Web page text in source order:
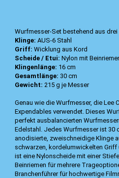
Wurfmesser-Set bestehend aus drei
Klinge: AUS-6 Stahl
Griff: Wicklung aus Kord
Scheide / Etui: Nylon mit
Klingenlänge: 16 cm
Gesamtlänge: 30 cm
Gewicht: 215 g je Messer
Genau wie die Wurfmesser, die Lee
Expendables verwendet. Dieses
perfekt ausbalancierten
Edelstahl. Jedes Wurfmesser ist 30
anodisierte, zweischneidige Klinge
schwarzen, kordelumwickelten Griff
ist eine Nylonscheide mit einer
Beinriemen für mehrere
Branchenführer für hochwertige